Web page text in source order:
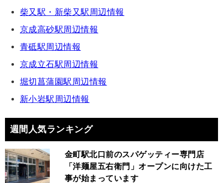
柴又駅・新柴又駅周辺情報
京成高砂駅周辺情報
青砥駅周辺情報
京成立石駅周辺情報
堀切菖蒲園駅周辺情報
新小岩駅周辺情報
週間人気ランキング
金町駅北口前のスパゲッティー専門店
「洋麺屋五右衛門」オープンに向けた工
事が始まっています